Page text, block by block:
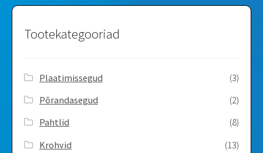
Tootekategooriad
Plaatimissegud
(3)
Põrandasegud
(2)
Pahtlid
(8)
Krohvid
(13)